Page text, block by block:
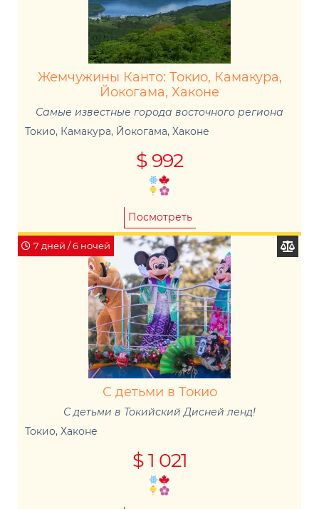
Жемчужины Канто: Токио, Камакура,
Йокогама, Хаконе
Самые известные города восточного региона
Токио, Камакура, Йокогама, Хаконе
$ 992
Посмотреть
7 дней / 6 ночей
С детьми в Токио
С детьми в Токийский Дисней ленд!
Токио, Хаконе
$ 1 021